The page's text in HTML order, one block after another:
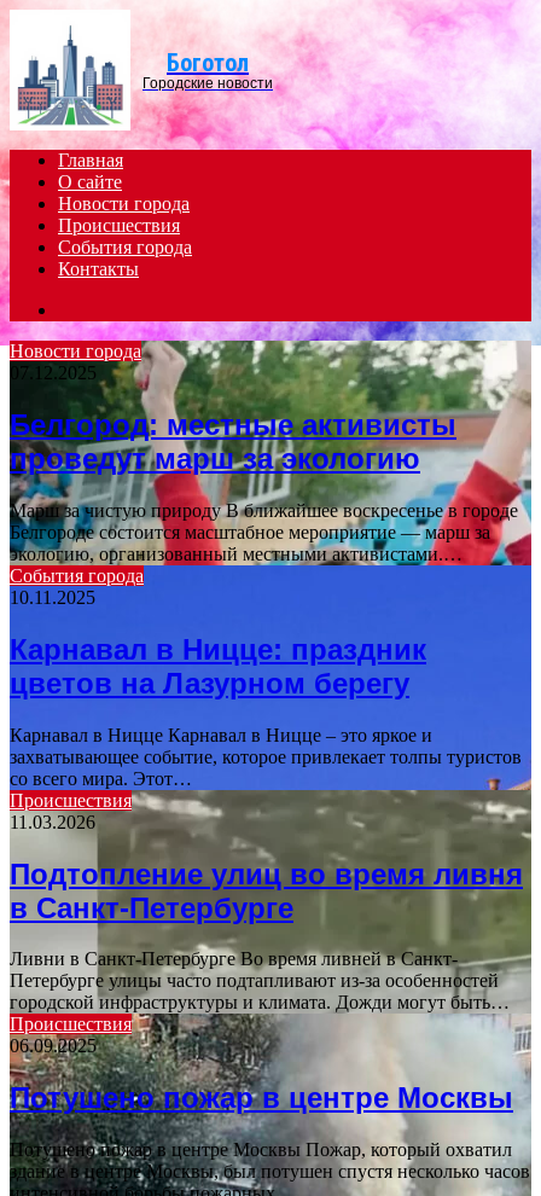
Боготол
Городские новости
Главная
О сайте
Новости города
Происшествия
События города
Контакты
for
Новости города
07.12.2025
Белгород: местные активисты
проведут марш за экологию
Марш за чистую природу В ближайшее воскресенье в городе
Белгороде состоится масштабное мероприятие — марш за
экологию, организованный местными активистами.…
События города
10.11.2025
Карнавал в Ницце: праздник
цветов на Лазурном берегу
Карнавал в Ницце Карнавал в Ницце – это яркое и
захватывающее событие, которое привлекает толпы туристов
со всего мира. Этот…
Происшествия
11.03.2026
Подтопление улиц во время ливня
в Санкт-Петербурге
Ливни в Санкт-Петербурге Во время ливней в Санкт-
Петербурге улицы часто подтапливают из-за особенностей
городской инфраструктуры и климата. Дожди могут быть…
Происшествия
06.09.2025
Потушено пожар в центре Москвы
Потушено пожар в центре Москвы Пожар, который охватил
здание в центре Москвы, был потушен спустя несколько часов